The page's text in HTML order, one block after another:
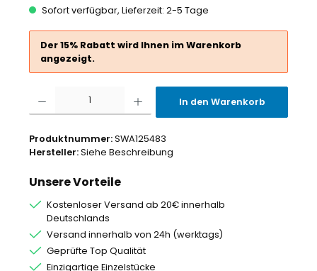
Sofort verfügbar, Lieferzeit: 2-5 Tage
Der 15% Rabatt wird Ihnen im Warenkorb
angezeigt.
Produkt Anzahl: Gib den gewünschten Wert ein oder benutze die Schaltflächen
In den Warenkorb
Produktnummer:SWA125483
Hersteller:Siehe Beschreibung
Unsere Vorteile
Kostenloser Versand ab 20€ innerhalb
Deutschlands
Versand innerhalb von 24h (werktags)
Geprüfte Top Qualität
Einzigartige Einzelstücke